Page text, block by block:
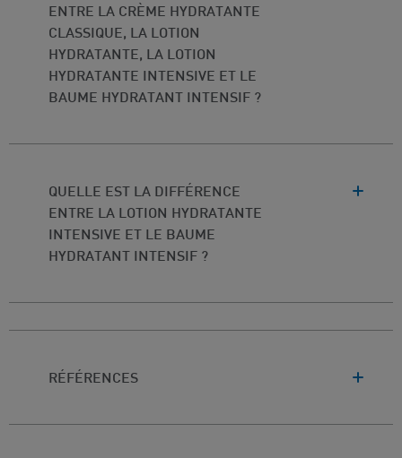
ENTRE LA CRÈME HYDRATANTE
CLASSIQUE, LA LOTION
HYDRATANTE, LA LOTION
HYDRATANTE INTENSIVE ET LE
BAUME HYDRATANT INTENSIF ?
QUELLE EST LA DIFFÉRENCE
ENTRE LA LOTION HYDRATANTE
INTENSIVE ET LE BAUME
HYDRATANT INTENSIF ?
RÉFÉRENCES